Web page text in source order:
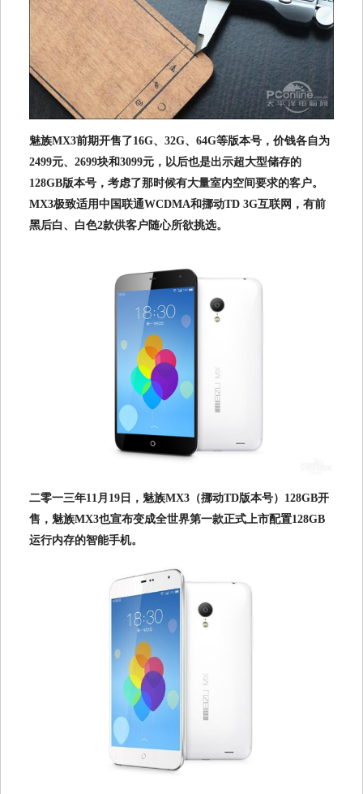
魅族MX3前期开售了16G、32G、64G等版本号，价钱各自为
2499元、2699块和3099元，以后也是出示超大型储存的
128GB版本号，考虑了那时候有大量室内空间要求的客户。
MX3极致适用中国联通WCDMA和挪动TD 3G互联网，有前
黑后白、白色2款供客户随心所欲挑选。
二零一三年11月19日，魅族MX3（挪动TD版本号）128GB开
售，魅族MX3也宣布变成全世界第一款正式上市配置128GB
运行内存的智能手机。